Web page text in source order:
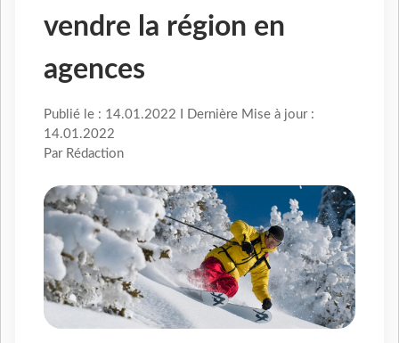
vendre la région en
agences
Publié le : 14.01.2022 I Dernière Mise à jour :
14.01.2022
Par Rédaction